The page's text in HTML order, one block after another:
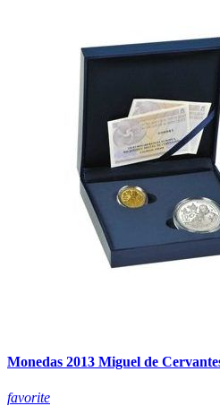
Monedas 2013 Miguel de
favorite